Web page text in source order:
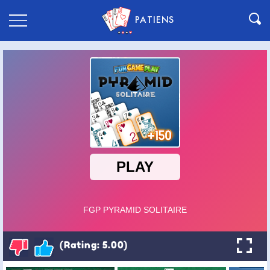
PATIENS
(Rating: 5.00)